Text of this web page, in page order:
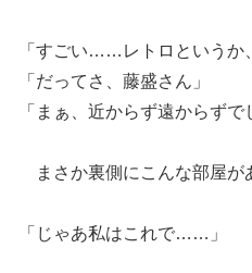
「すごい……レトロという
「だってさ、藤盛さん」
「まぁ、近からず遠からず
まさか裏側にこんな部屋が
「じゃあ私はこれで……」